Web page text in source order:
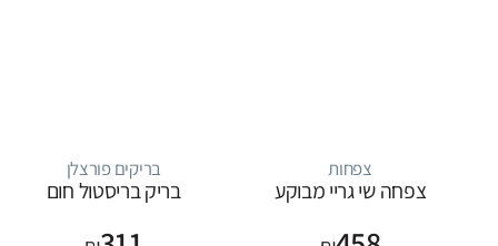
צפחות
צפחה שי גריי מבוקע
בריקים פורצלן
בריק בריסטול חום